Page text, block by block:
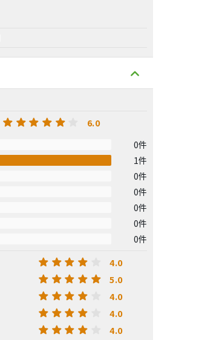
6.0
0件
1件
0件
0件
0件
0件
0件
4.0
5.0
4.0
4.0
4.0